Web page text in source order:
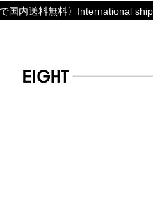
で国内送料無料〉International